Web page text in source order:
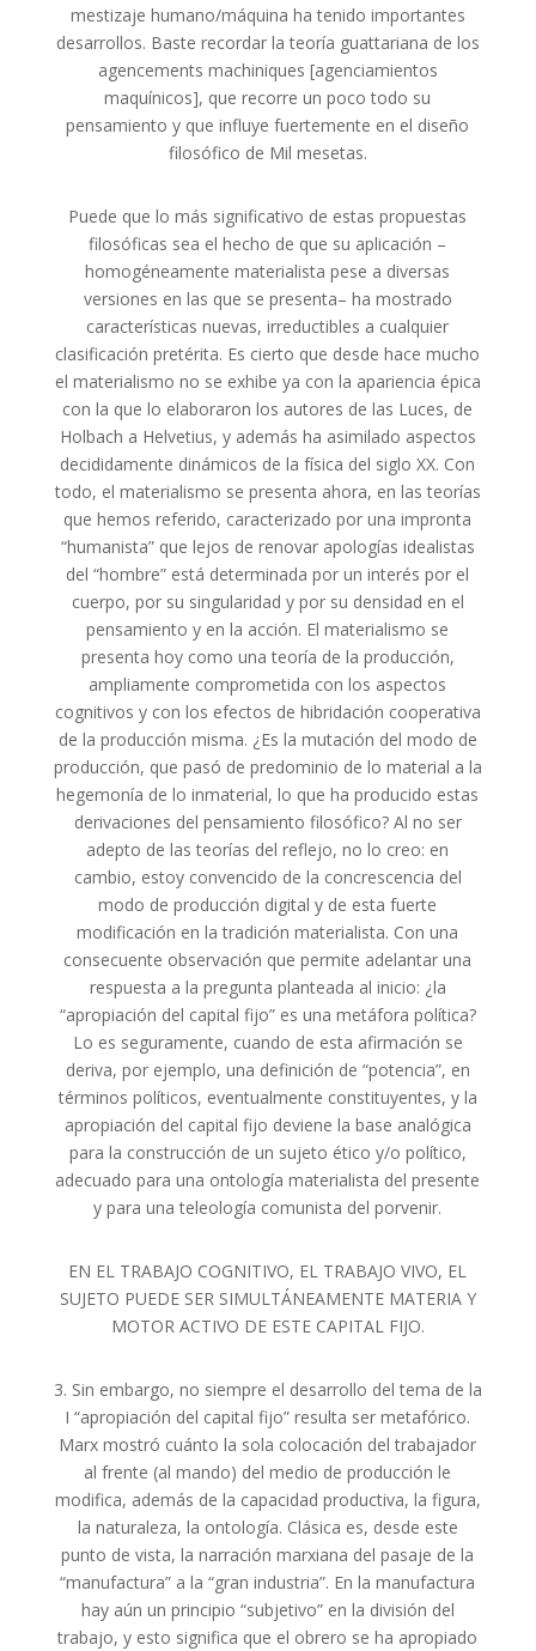
mestizaje humano/máquina ha tenido importantes
desarrollos. Baste recordar la teoría guattariana de los
agencements machiniques [agenciamientos
maquínicos], que recorre un poco todo su
pensamiento y que influye fuertemente en el diseño
filosófico de Mil mesetas.
Puede que lo más significativo de estas propuestas
filosóficas sea el hecho de que su aplicación –
homogéneamente materialista pese a diversas
versiones en las que se presenta– ha mostrado
características nuevas, irreductibles a cualquier
clasificación pretérita. Es cierto que desde hace mucho
el materialismo no se exhibe ya con la apariencia épica
con la que lo elaboraron los autores de las Luces, de
Holbach a Helvetius, y además ha asimilado aspectos
decididamente dinámicos de la física del siglo XX. Con
todo, el materialismo se presenta ahora, en las teorías
que hemos referido, caracterizado por una impronta
“humanista” que lejos de renovar apologías idealistas
del “hombre” está determinada por un interés por el
cuerpo, por su singularidad y por su densidad en el
pensamiento y en la acción. El materialismo se
presenta hoy como una teoría de la producción,
ampliamente comprometida con los aspectos
cognitivos y con los efectos de hibridación cooperativa
de la producción misma. ¿Es la mutación del modo de
producción, que pasó de predominio de lo material a la
hegemonía de lo inmaterial, lo que ha producido estas
derivaciones del pensamiento filosófico? Al no ser
adepto de las teorías del reflejo, no lo creo: en
cambio, estoy convencido de la concrescencia del
modo de producción digital y de esta fuerte
modificación en la tradición materialista. Con una
consecuente observación que permite adelantar una
respuesta a la pregunta planteada al inicio: ¿la
“apropiación del capital fijo” es una metáfora política?
Lo es seguramente, cuando de esta afirmación se
deriva, por ejemplo, una definición de “potencia”, en
términos políticos, eventualmente constituyentes, y la
apropiación del capital fijo deviene la base analógica
para la construcción de un sujeto ético y/o político,
adecuado para una ontología materialista del presente
y para una teleología comunista del porvenir.
EN EL TRABAJO COGNITIVO, EL TRABAJO VIVO, EL
SUJETO PUEDE SER SIMULTÁNEAMENTE MATERIA Y
MOTOR ACTIVO DE ESTE CAPITAL FIJO.
3. Sin embargo, no siempre el desarrollo del tema de la
I “apropiación del capital fijo” resulta ser metafórico.
Marx mostró cuánto la sola colocación del trabajador
al frente (al mando) del medio de producción le
modifica, además de la capacidad productiva, la figura,
la naturaleza, la ontología. Clásica es, desde este
punto de vista, la narración marxiana del pasaje de la
“manufactura” a la “gran industria”. En la manufactura
hay aún un principio “subjetivo” en la división del
trabajo, y esto significa que el obrero se ha apropiado